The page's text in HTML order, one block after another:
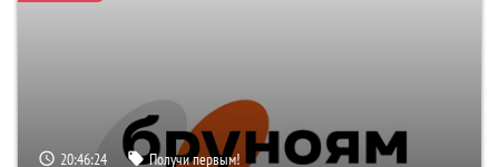
20:46:23 Получи первым!